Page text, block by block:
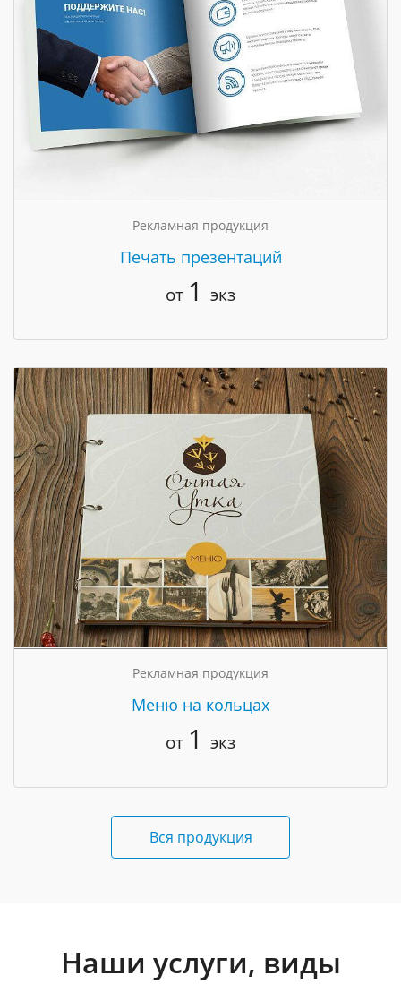
Рекламная продукция
Печать презентаций
от 1 экз
Рекламная продукция
Меню на кольцах
от 1 экз
Вся продукция
Наши услуги, виды